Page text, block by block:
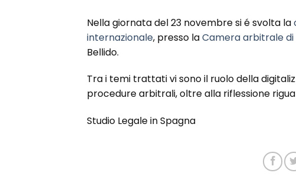
Nella giornata del 23 novembre si é svolta la
internazionale, presso laCamera arbitrale di
Bellido.
Tra i temi trattati vi sono il ruolo della
procedure arbitrali, oltre alla riflessione
Studio Legale in Spagna